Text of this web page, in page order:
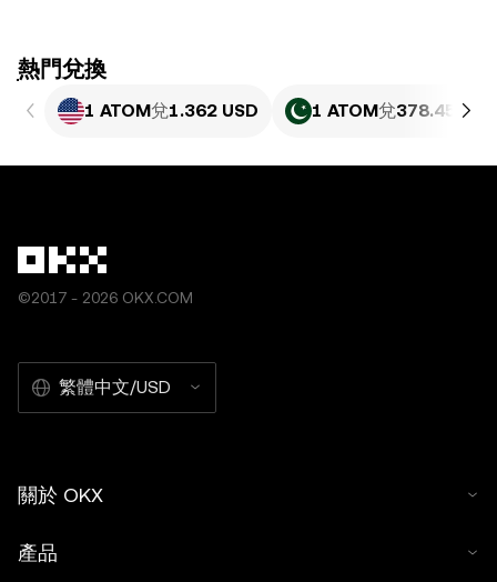
ִִִִִִִִִִִִִִִִִִִִִִִִִִִִִִִִִִִִִִִִִִִִִִִִ熱門兌換
1 ATOM兌1.362 USD 1 ATOM兌378.45 PKR
©2017 - 2026 OKX.COM
繁體中文/USD
關於 OKX
產品